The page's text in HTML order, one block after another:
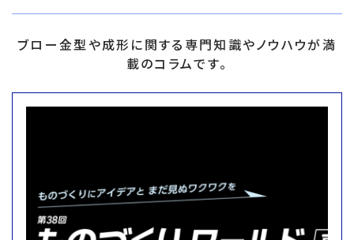
ブロー金型や成形に関する専門知識やノウハウが満
載のコラムです。